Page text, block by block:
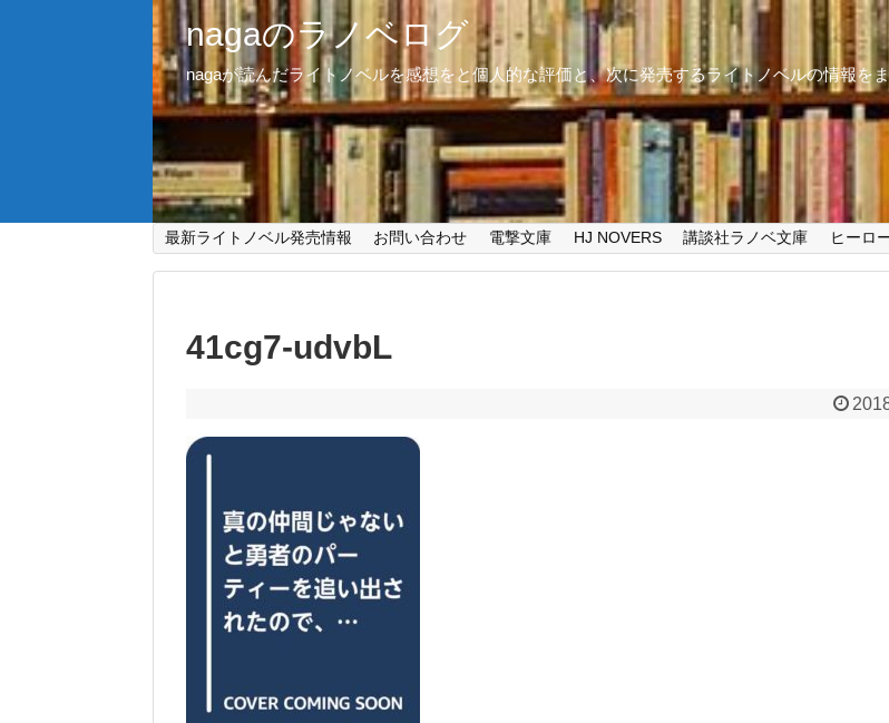
nagaのラノベログ
nagaが読んだライトノベルを感想をと個人的な評価と、次に発売するライトノベルの情報を
最新ライトノベル発売情報 お問い合わせ 電撃文庫 HJ NOVERS 講談社ラノベ文庫 ヒーロ
41cg7-udvbL